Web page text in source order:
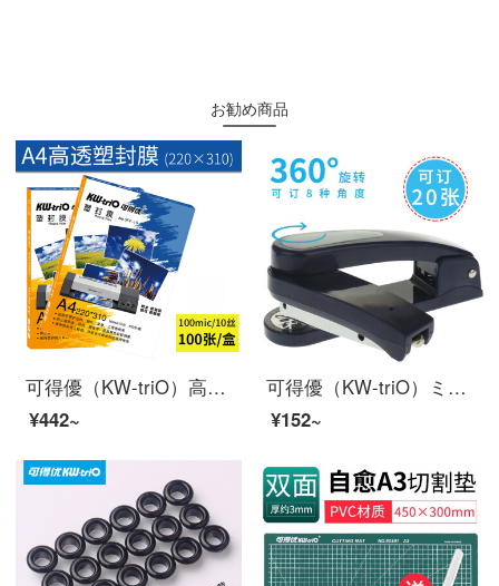
お勧め商品
可得優（KW-triO）高透塑封膜/護カード膜/過塑膜の耐久性と厚手のファイル写真の塑像封A 4のフィルムの10線（100枚/箱）
¥442~
可得優（KW-triO）ミニステープル無針ステープル回転ステープルハンドヘルドホッチキス/ホッチキス/ホッチキス
¥152~